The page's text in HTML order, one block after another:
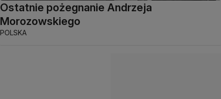
Ostatnie pożegnanie Andrzeja
Morozowskiego
POLSKA